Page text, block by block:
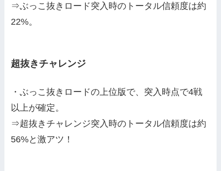
⇒ぶっこ抜きロード突入時のトータル信頼度は約
22%。
超抜きチャレンジ
・ぶっこ抜きロードの上位版で、突入時点で4戦
以上が確定。
⇒超抜きチャレンジ突入時のトータル信頼度は約
56%と激アツ！